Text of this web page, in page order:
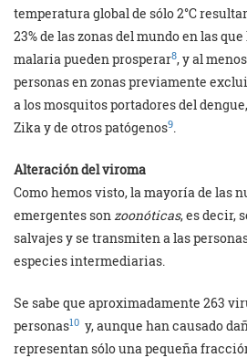
temperatura global de sólo 2°C
23% de las zonas del mundo en las
malaria pueden prosperar8, y al
personas en zonas previamente
a los mosquitos portadores del
Zika y de otros patógenos9.
Alteración del viroma
Como hemos visto, la mayoría de las
emergentes son zoonóticas, es decir,
salvajes y se transmiten a las
especies intermediarias.
Se sabe que aproximadamente 263
personas10 y, aunque han causado
representan sólo una pequeña